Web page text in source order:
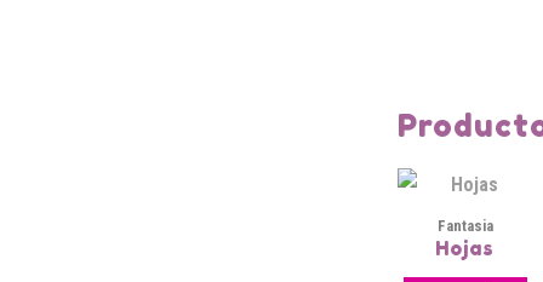
Fantasia
Hojas